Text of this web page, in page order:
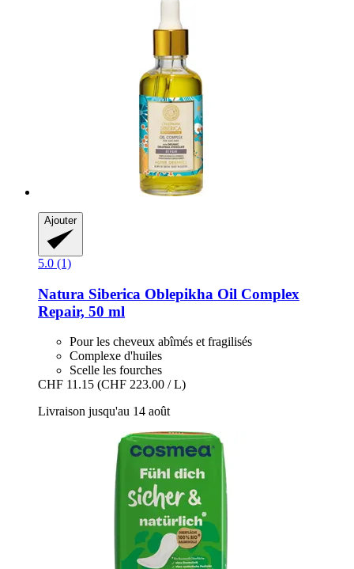
Ajouter
5.0 (1)
Natura Siberica Oblepikha Oil Complex
Repair, 50 ml
Pour les cheveux abîmés et fragilisés
Complexe d'huiles
Scelle les fourches
CHF 11.15 (CHF 223.00 / L)
Livraison jusqu'au 14 août